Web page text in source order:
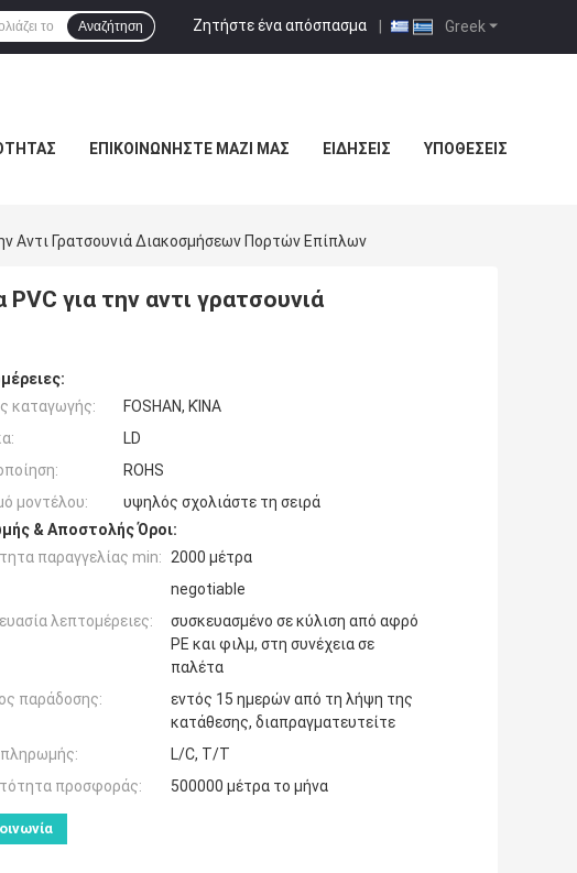
Greek
Ζητήστε ένα απόσπασμα |
Αναζήτηση
ΕΠΙΚΟΙΝΩΝΉΣΤΕ ΜΑΖΊ ΜΑΣ ΕΙΔΉΣΕΙΣ ΥΠΟΘΈΣΕΙΣ
Αντι Γρατσουνιά Διακοσμήσεων Πορτών Επίπλων
για την αντι γρατσουνιά
καταγωγής:
FOSHAN, ΚΊΝΑ
LD
ROHS
μοντέλου:
υψηλός σχολιάστε τη σειρά
& Αποστολής Όροι:
παραγγελίας min: 2000 μέτρα
negotiable
λεπτομέρειες:
συσκευασμένο σε κύλιση από αφρό
PE και φιλμ, στη συνέχεια σε
παλέτα
παράδοσης:
εντός 15 ημερών από τη λήψη της
κατάθεσης, διαπραγματευτείτε
L/C, T/T
προσφοράς:
500000 μέτρα το μήνα